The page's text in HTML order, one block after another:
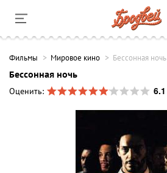
Фильмы Мировое кино Бессонная ночь
Бессонная ночь
Оценить:
6.1